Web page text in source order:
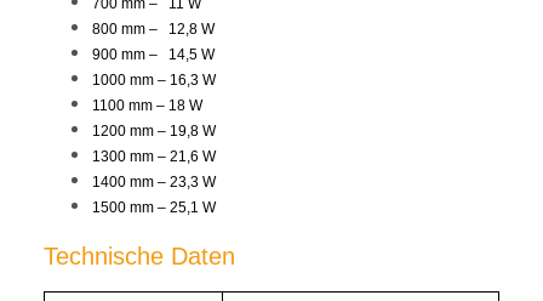
700 mm – 11 W
800 mm – 12,8 W
900 mm – 14,5 W
1000 mm – 16,3 W
1100 mm – 18 W
1200 mm – 19,8 W
1300 mm – 21,6 W
1400 mm – 23,3 W
1500 mm – 25,1 W
Technische Daten